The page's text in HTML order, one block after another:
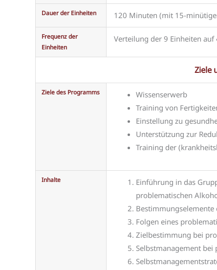
Dauer der Einheiten 120 Minuten (mit 15-
Frequenz der
Einheiten
Verteilung der 9 Einheiten auf
Ziele
Ziele des Programms
Wissenserwerb
Training von
Einstellung zu
Unterstützung zur
Training der
Inhalte
Einführung in das
problematischen
Folgen eines
Zielbestimmung bei
Selbstmanagement